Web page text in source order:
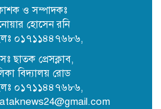
অবৈধ বালু উত্তোলনে ব্যবহৃত
বাংলা ড্রেজার জব্দ, আটক ২
সংরক্ষিত বন ধ্বংস করে অবৈধ
ও সম্পাদকঃ
হোসেন রনি
০১৭১১৪৪৭৬৮৬,
ছাতক প্রেসক্লাব,
বিদ্যালয় রোড
০১৭১১৪৪৭৬৮৬,